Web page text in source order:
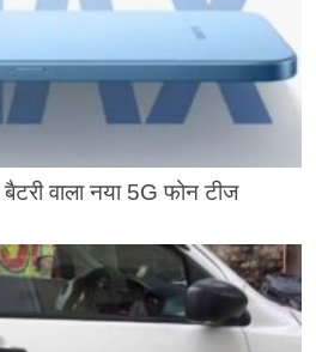
वाला नया 5G फोन टीज